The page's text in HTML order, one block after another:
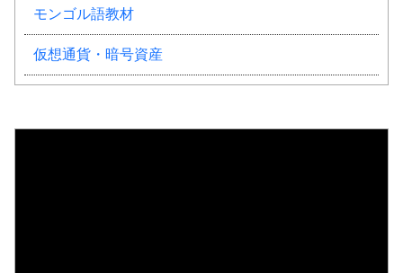
モンゴル語教材
仮想通貨・暗号資産